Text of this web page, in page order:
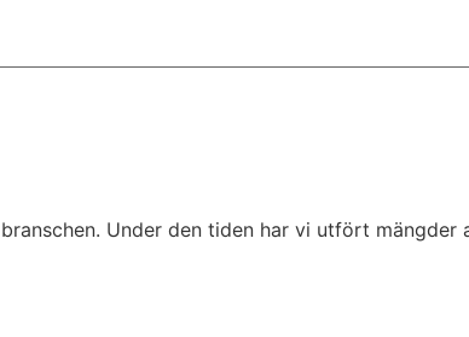
Under den tiden har vi utfört